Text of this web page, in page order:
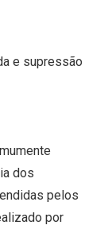
e supressão
dos
pelos
por